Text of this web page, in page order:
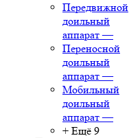
Передвижной
доильный
аппарат —
Переносной
доильный
аппарат —
Мобильный
доильный
аппарат —
+ Ещё 9